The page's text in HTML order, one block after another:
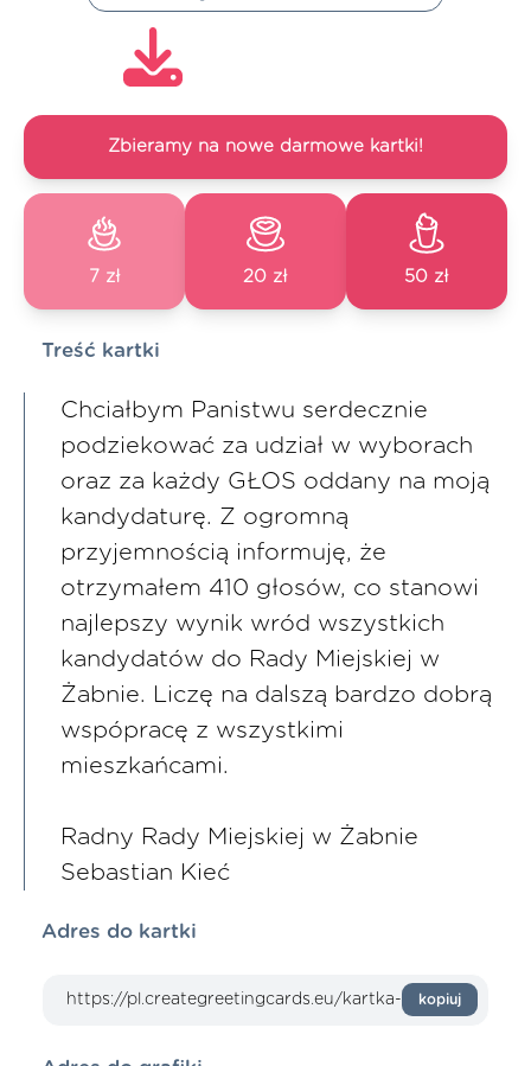
Zbieramy na nowe darmowe kartki!
7 zł 20 zł 50 zł
Treść kartki
Chciałbym Panistwu serdecznie
podziekować za udział w wyborach
oraz za każdy GŁOS oddany na moją
kandydaturę. Z ogromną
przyjemnością informuję, że
otrzymałem 410 głosów, co stanowi
najlepszy wynik wród wszystkich
kandydatów do Rady Miejskiej w
Żabnie. Liczę na dalszą bardzo dobrą
wspópracę z wszystkimi
mieszkańcami.
Radny Rady Miejskiej w Żabnie
Sebastian Kieć
Adres do kartki
kopiuj